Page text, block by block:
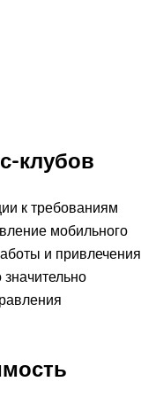
клубов
к требованиям
мобильного
и привлечения